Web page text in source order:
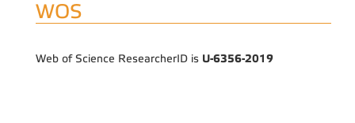
WOS
Web of Science ResearcherID is U-6356-2019